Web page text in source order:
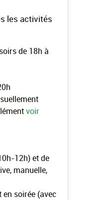
les activités
de 18h à
voir
12h) et de
manuelle,
en soirée (avec